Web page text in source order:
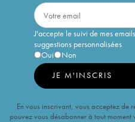
J'accepte le suivi de mes
suggestions personnalisées
Oui
Non
JE M'INSCRIS
En vous inscrivant, vous acceptez de
pouvez vous désabonner à tout